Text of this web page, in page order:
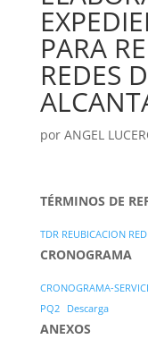
PARA
REDES
por ANGEL
TÉRMINOS DE
TDR REUBICACION
CRONOGRAMA
CRONOGRAMA-
PQ2
Descarga
ANEXOS